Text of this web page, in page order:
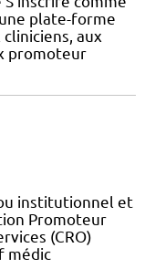
plate-forme
aux
promoteur
institutionnel et
Promoteur
(CRO)
médic